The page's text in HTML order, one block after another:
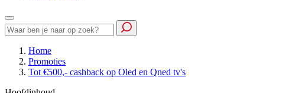
Home
Promoties
Tot €500,- cashback op Oled en Qned tv's